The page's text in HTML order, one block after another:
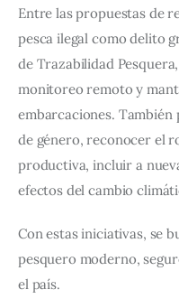
Entre las propuestas de
pesca ilegal como delito
de Trazabilidad
monitoreo remoto y
embarcaciones.
de género, reconocer el
productiva, incluir a
efectos del cambio
Con estas iniciativas, se
pesquero moderno,
el país.